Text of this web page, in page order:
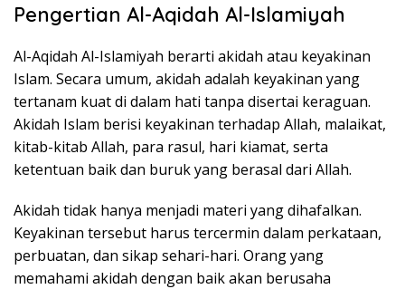
Pengertian Al-Aqidah Al-Islamiyah
Al-Aqidah Al-Islamiyah berarti akidah atau keyakinan
Islam. Secara umum, akidah adalah keyakinan yang
tertanam kuat di dalam hati tanpa disertai keraguan.
Akidah Islam berisi keyakinan terhadap Allah, malaikat,
kitab-kitab Allah, para rasul, hari kiamat, serta
ketentuan baik dan buruk yang berasal dari Allah.
Akidah tidak hanya menjadi materi yang dihafalkan.
Keyakinan tersebut harus tercermin dalam perkataan,
perbuatan, dan sikap sehari-hari. Orang yang
memahami akidah dengan baik akan berusaha